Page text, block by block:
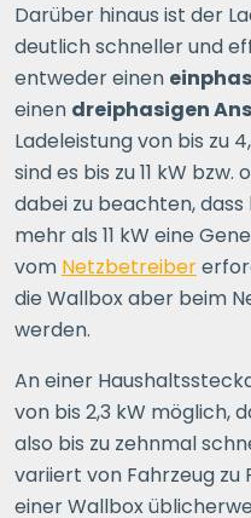
Darüber hinaus ist der
deutlich schneller und
entweder einen
einen dreiphasigen
Ladeleistung von bis zu
sind es bis zu 11 kW
dabei zu beachten,
mehr als 11 kW eine
vom Netzbetreiber
die Wallbox aber beim
werden.
An einer
von bis 2,3 kW möglich,
also bis zu zehnmal
variiert von Fahrzeug
einer Wallbox